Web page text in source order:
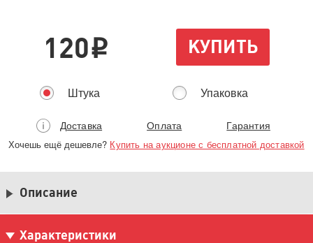
120i КУПИТЬ
Штука Упаковка
Доставка Оплата Гарантия
Хочешь ещё дешевле? Купить на аукционе с бесплатной доставкой
Описание
Характеристики